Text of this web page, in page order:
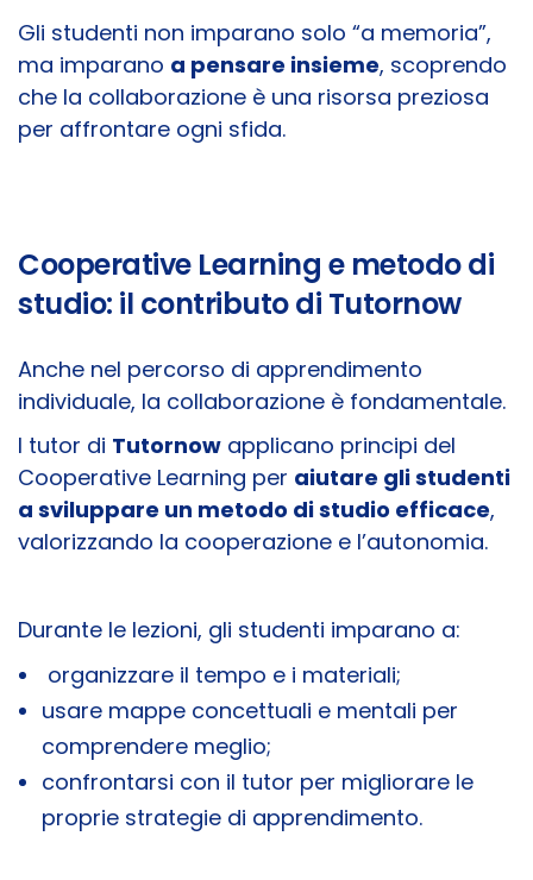
Gli studenti non imparano solo “a memoria”,
ma imparano a pensare insieme, scoprendo
che la collaborazione è una risorsa preziosa
per affrontare ogni sfida.
Cooperative Learning e metodo di
studio: il contributo di Tutornow
Anche nel percorso di apprendimento
individuale, la collaborazione è fondamentale.
I tutor di Tutornow applicano principi del
Cooperative Learning per aiutare gli studenti
a sviluppare un metodo di studio efficace,
valorizzando la cooperazione e l’autonomia.
Durante le lezioni, gli studenti imparano a:
organizzare il tempo e i materiali;
usare mappe concettuali e mentali per
comprendere meglio;
confrontarsi con il tutor per migliorare le
proprie strategie di apprendimento.